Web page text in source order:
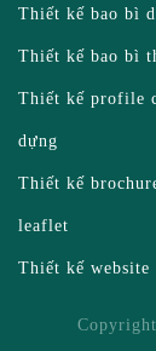
Thiết kế bao bì
Thiết kế bao bì
Thiết kế profile
dựng
Thiết kế
leaflet
Thiết kế website